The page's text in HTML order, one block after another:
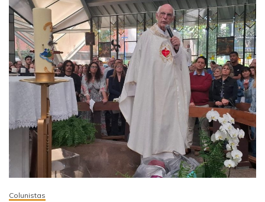
Colunistas